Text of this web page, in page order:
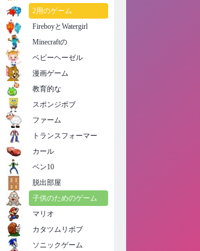
2用のゲーム
FireboyとWatergirl
Minecraftの
ベビーヘーゼル
漫画ゲーム
教育的な
スポンジボブ
ファーム
トランスフォーマー
カール
ベン10
脱出部屋
子供のためのゲーム
マリオ
カタツムリボブ
ソニックゲーム